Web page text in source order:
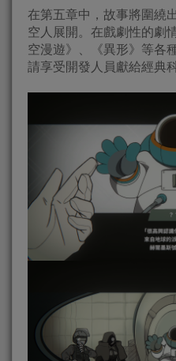
在第五章中，故事將圍繞
空人展開。在戲劇性的劇
空漫遊》、《異形》等各
請享受開發人員獻給經典